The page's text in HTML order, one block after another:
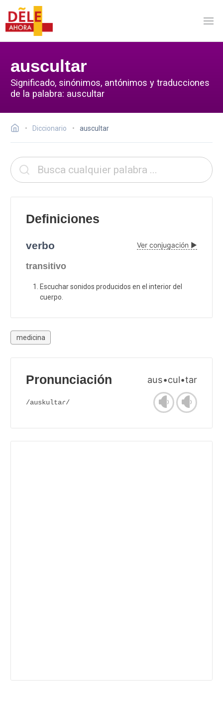
auscultar
Significado, sinónimos, antónimos y traducciones
de la palabra: auscultar
Diccionario auscultar
Definiciones
verbo Ver conjugación ▶
transitivo
Escuchar sonidos producidos en el interior del
cuerpo.
medicina
Pronunciación aus•cul•tar
/auskultaɾ/